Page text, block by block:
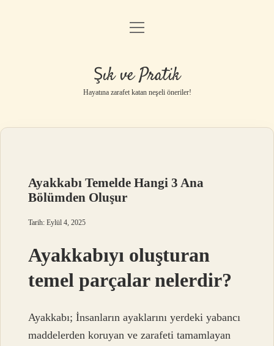
Anasayfa
Yasal Uyarı
menüyü
Şık ve Pratik
Hayatına zarafet katan neşeli öneriler!
Ayakkabı Temelde Hangi 3 Ana
Bölümden Oluşur
Tarih: Eylül 4, 2025
Ayakkabıyı oluşturan
temel parçalar nelerdir?
Ayakkabı; İnsanların ayaklarını yerdeki yabancı
maddelerden koruyan ve zarafeti tamamlayan